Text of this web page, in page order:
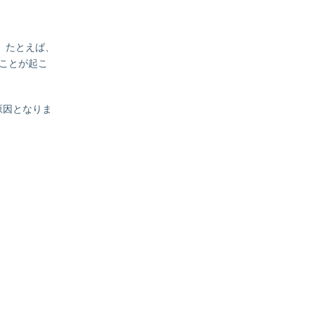
とえば、
とが起こ
となりま